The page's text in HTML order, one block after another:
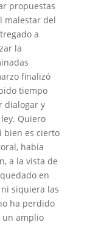
propuestas
malestar del
a
la
finalizó
tiempo
dialogar y
Quiero
bien es cierto
había
a la vista de
en
siquiera las
ha perdido
un amplio